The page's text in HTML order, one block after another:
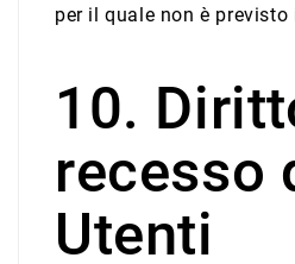
per il quale non è
10.
recesso
Utenti